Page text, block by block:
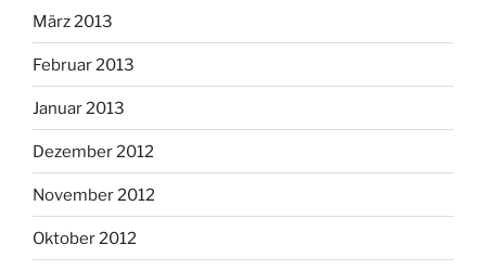
März 2013
Februar 2013
Januar 2013
Dezember 2012
November 2012
Oktober 2012